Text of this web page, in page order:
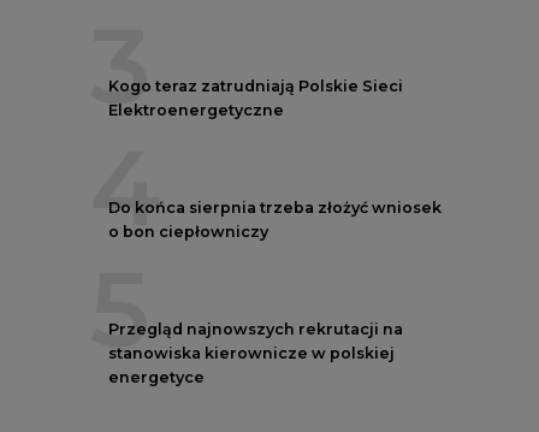
3
Kogo teraz zatrudniają Polskie Sieci
Elektroenergetyczne
4
Do końca sierpnia trzeba złożyć wniosek
o bon ciepłowniczy
5
Przegląd najnowszych rekrutacji na
stanowiska kierownicze w polskiej
energetyce